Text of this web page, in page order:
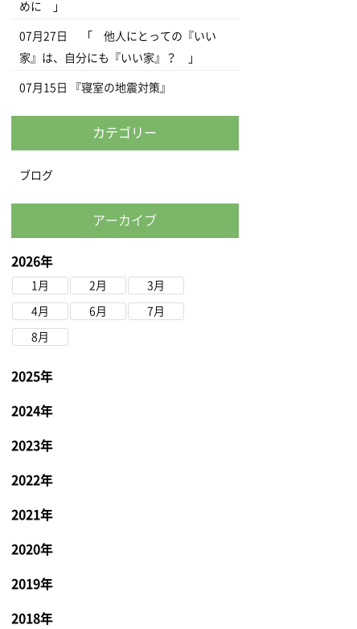
めに 」
07月27日
「 他人にとっての『いい
家』は、自分にも『いい家』？ 」
07月15日 『寝室の地震対策』
カテゴリー
ブログ
アーカイブ
2026年
1月 2月 3月
4月 6月 7月
8月
2025年
2024年
2023年
2022年
2021年
2020年
2019年
2018年